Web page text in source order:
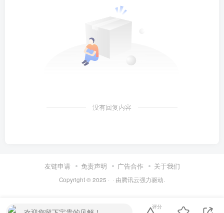
没有回复内容
友链申请 免责声明 广告合作 关于我们
Copyright © 2025 · · 由腾讯云强力驱动.
评分